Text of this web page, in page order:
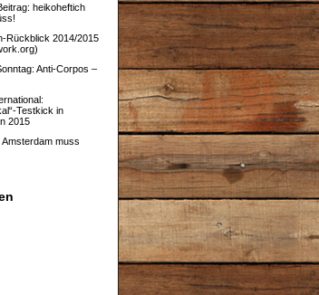
heikoheftich
Rückblick 2014/2015
Anti-Corpos –
Testkick in
2015
Amsterdam muss